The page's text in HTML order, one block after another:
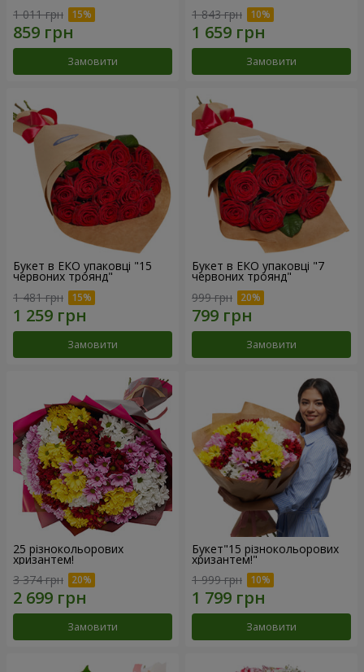
1 011 грн
Замовити
1 843 грн
Замовити
Букет в ЕКО упаковці "15
червоних троянд"
1 481 грн
Замовити
Букет в ЕКО упаковці "7
червоних троянд"
999 грн
Замовити
25 різнокольорових
хризантем!
3 374 грн
Замовити
Букет"15 різнокольорових
хризантем!"
1 999 грн
Замовити